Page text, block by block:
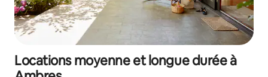
Locations moyenne et longue durée à